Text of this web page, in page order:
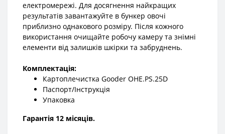
електромережі. Для досягнення найкращих
результатів завантажуйте в бункер овочі
приблизно однакового розміру. Після кожного
використання очищайте робочу камеру та знімні
елементи від залишків шкірки та забруднень.
Комплектація:
Картоплечистка Gooder OHE.PS.25D
Паспорт/Інструкція
Упаковка
Гарантія 12 місяців.